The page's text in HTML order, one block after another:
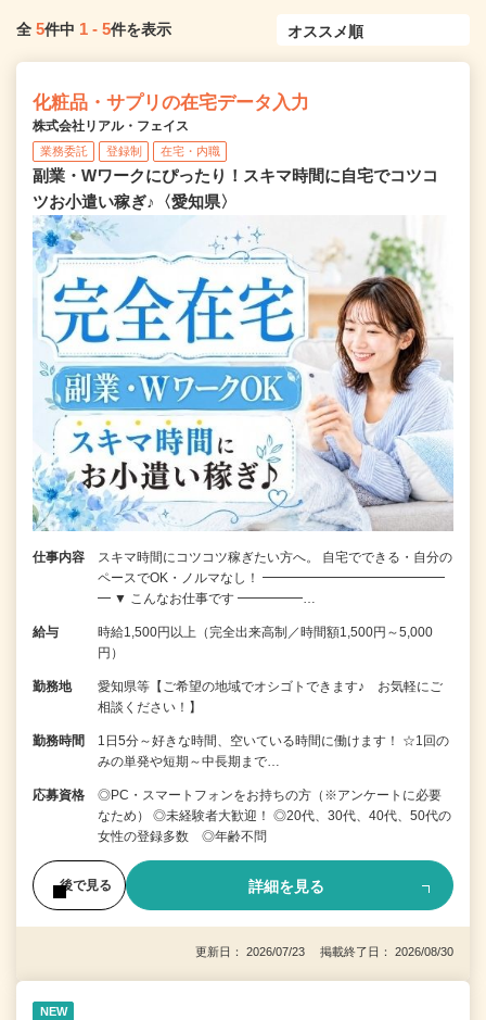
全 5件中 1 - 5件を表示
化粧品・サプリの在宅データ入力
株式会社リアル・フェイス
業務委託 登録制 在宅・内職
副業・Wワークにぴったり！スキマ時間に自宅でコツコ
ツお小遣い稼ぎ♪〈愛知県〉
仕事内容
スキマ時間にコツコツ稼ぎたい方へ。 自宅でできる・自分の
ペースでOK・ノルマなし！ ━━━━━━━━━━━━━━
━ ▼ こんなお仕事です ━━━━━…
給与
時給1,500円以上（完全出来高制／時間額1,500円～5,000
円）
勤務地
愛知県等【ご希望の地域でオシゴトできます♪ お気軽にご
相談ください！】
勤務時間
1日5分～好きな時間、空いている時間に働けます！ ☆1回の
みの単発や短期～中長期まで…
応募資格
◎PC・スマートフォンをお持ちの方（※アンケートに必要
なため） ◎未経験者大歓迎！ ◎20代、30代、40代、50代の
女性の登録多数 ◎年齢不問
後で見る 詳細を見る
更新日： 2026/07/23 掲載終了日： 2026/08/30
NEW